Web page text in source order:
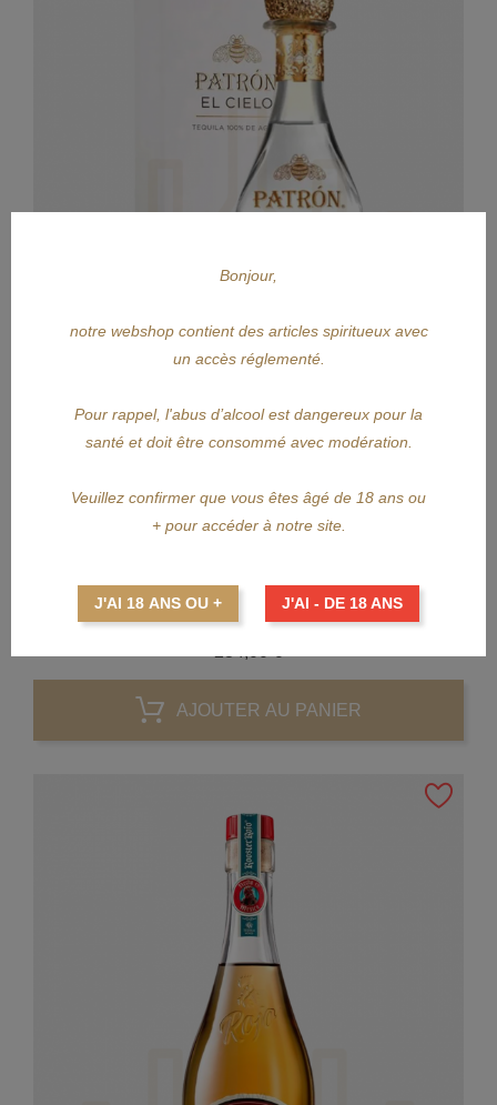
APERÇU RAPIDE
PATRÓN El Cielo
AJOUTER AU PANIER
Bonjour,
notre webshop contient des articles spiritueux avec
un accès réglementé.
Pour rappel, l'abus d’alcool est dangereux pour la
santé et doit être consommé avec modération.
Veuillez confirmer que vous êtes âgé de 18 ans ou
+ pour accéder à notre site.
J'AI 18 ANS OU + J'AI - DE 18 ANS